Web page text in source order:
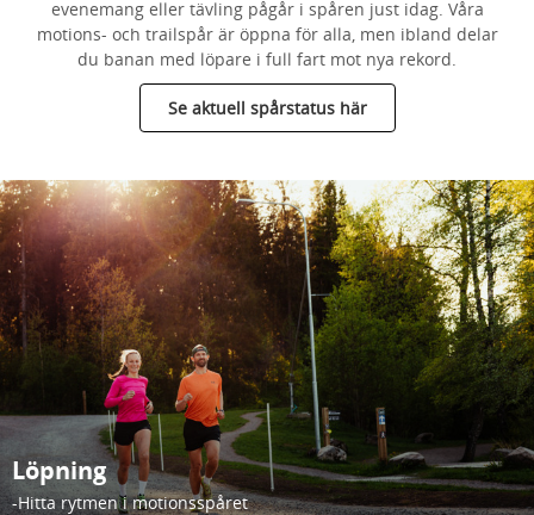
evenemang eller tävling pågår i spåren just idag. Våra
motions- och trailspår är öppna för alla, men ibland delar
du banan med löpare i full fart mot nya rekord.
Se aktuell spårstatus här
Löpning
-Hitta rytmen i motionsspåret